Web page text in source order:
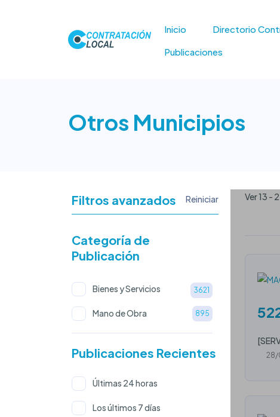
Inicio Directorio
Publicaciones
Otros Municipios
Ver 13 -
28/
Filtros avanzados Reiniciar
Categoría de
Publicación
Bienes y Servicios 3621
Mano de Obra 895
Publicaciones Recientes
Últimas 24 horas
Los últimos 7 días